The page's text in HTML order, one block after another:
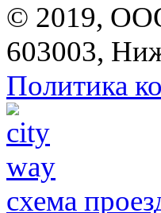
© 2019,
603003,
Политика
схема